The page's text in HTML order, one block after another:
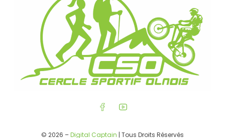
© 2026 –Digital Captain | Tous Droits Réservés